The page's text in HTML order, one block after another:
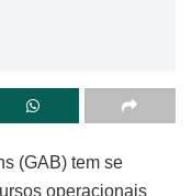
(GAB) tem se
operacionais